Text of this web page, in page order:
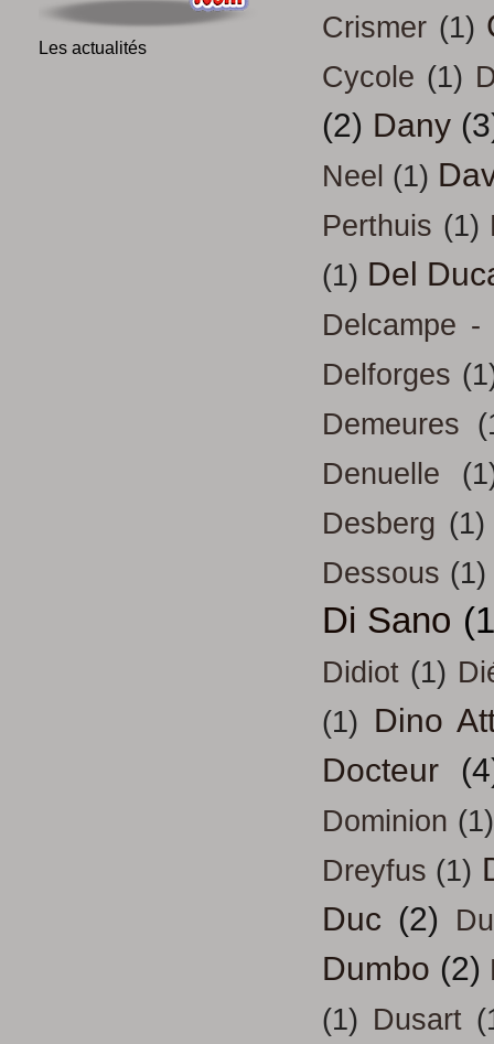
Crismer (1)
Cycole (1)
(2) Dany
Neel (1)
Perthuis (1)
(1) Del
Delcampe -
Delforges
Demeures
Denuelle
Desberg (1)
Dessous (1)
Di Sano
Didiot (1)
(1) Dino
Docteur
Dominion (1)
Dreyfus (1)
Duc (2)
Dumbo (2)
(1) Dusart
Les actualités